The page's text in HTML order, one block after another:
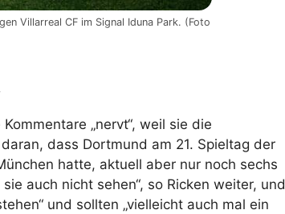
Villarreal CF im Signal Iduna Park. (Foto
„nervt“, weil sie die
dass Dortmund am 21. Spieltag der
hatte, aktuell aber nur noch sechs
auch nicht sehen“, so Ricken weiter, und
und sollten „vielleicht auch mal ein